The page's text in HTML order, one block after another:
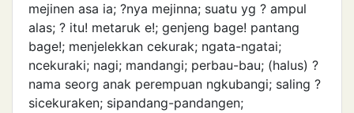
mejinen asa ia; ?nya mejinna; suatu yg ? ampul
alas; ? itu! metaruk e!; genjeng bage! pantang
bage!; menjelekkan cekurak; ngata-ngatai;
ncekuraki; nagi; mandangi; perbau-bau; (halus) ?
nama seorg anak perempuan ngkubangi; saling ?
sicekuraken; sipandang-pandangen;